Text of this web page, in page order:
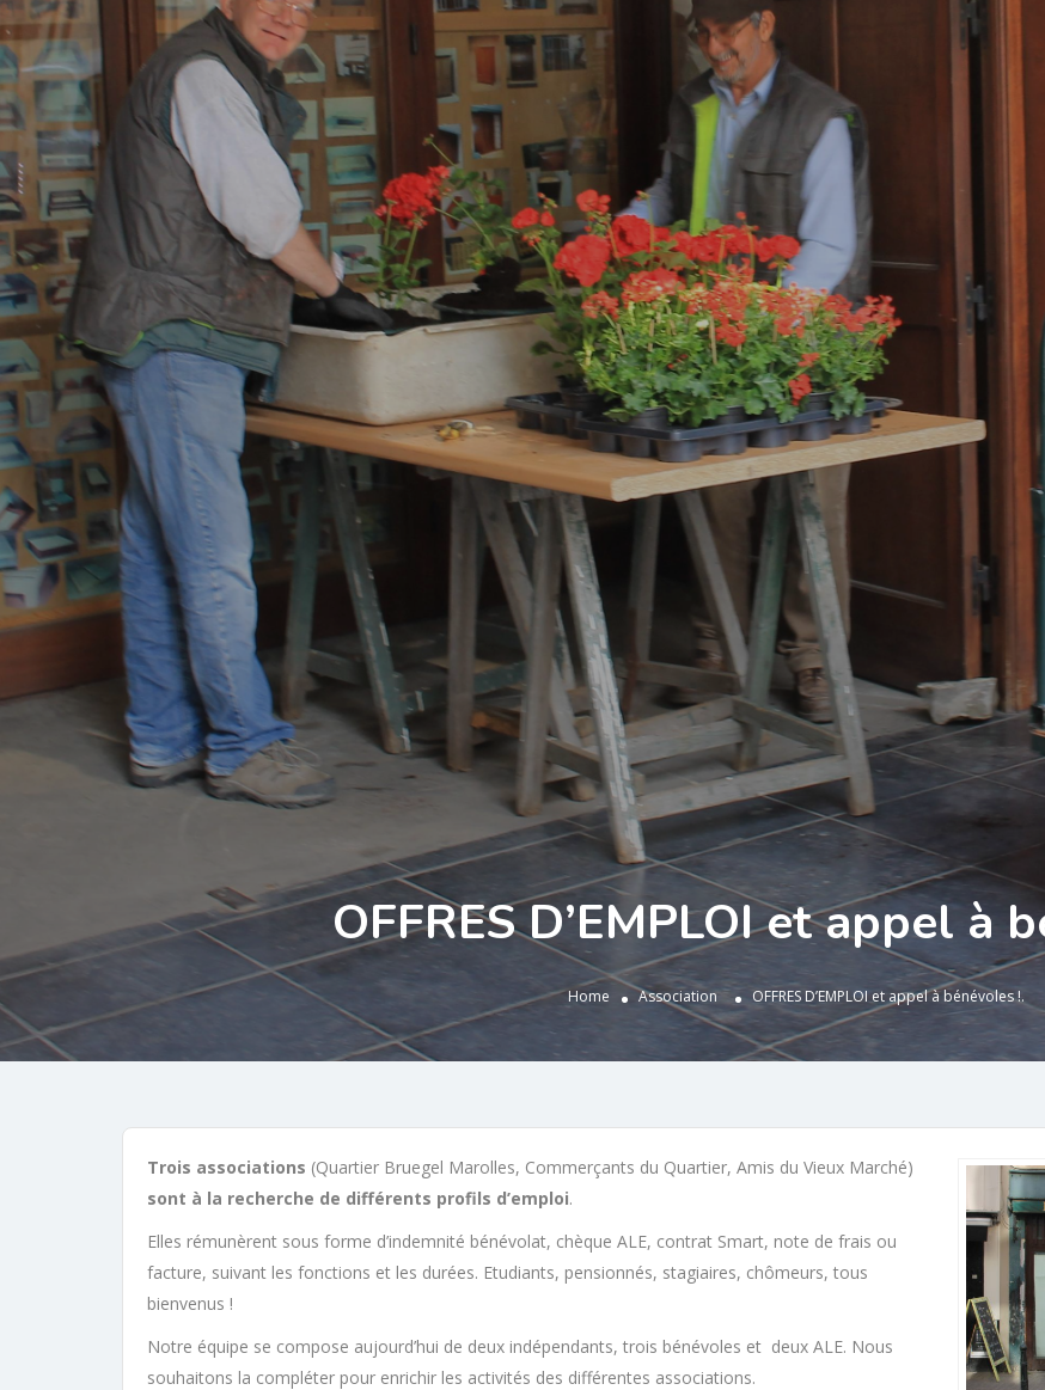
OFFRES D’EMPLOI et appel à
Home Association OFFRES D’EMPLOI et appel à bénévoles !.
Trois associations (Quartier Bruegel Marolles, Commerçants du Quartier, Amis du Vieux Marché)
sont à la recherche de différents profils d’emploi.
Elles rémunèrent sous forme d’indemnité bénévolat, chèque ALE, contrat Smart, note de frais ou
facture, suivant les fonctions et les durées. Etudiants, pensionnés, stagiaires, chômeurs, tous
bienvenus !
Notre équipe se compose aujourd’hui de deux indépendants, trois bénévoles et deux ALE. Nous
souhaitons la compléter pour enrichir les activités des différentes associations.